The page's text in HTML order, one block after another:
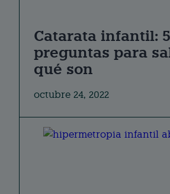
Catarata infantil: 5
preguntas para
qué son
octubre 24, 2022